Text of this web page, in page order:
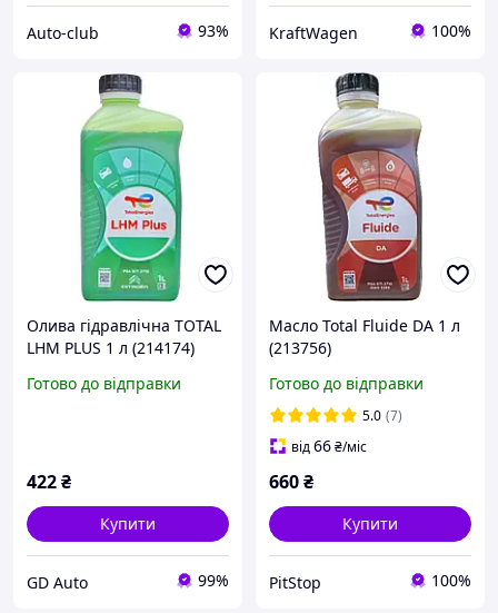
Auto-club 93% KraftWagen 100%
Олива гідравлічна TOTAL
LHM PLUS 1 л (214174)
Готово до відправки
422₴
Купити
GD Auto 99%
Масло Total Fluide DA 1 л
(213756)
Готово до відправки
5.0 (7)
від66₴/міс
660₴
Купити
PitStop 100%